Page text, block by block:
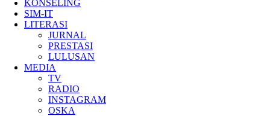
KONSELING
SIM-IT
LITERASI
JURNAL
PRESTASI
LULUSAN
MEDIA
TV
RADIO
INSTAGRAM
OSKA